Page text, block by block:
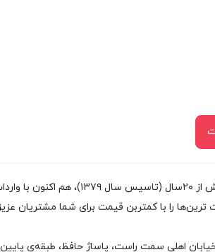
فروشگاه پژواک شاپ با
را با کمتربن قیمت برای شما مشتریان
خیابان اهلی سمت راست، پاساژ حافظ، طبقه‌ی